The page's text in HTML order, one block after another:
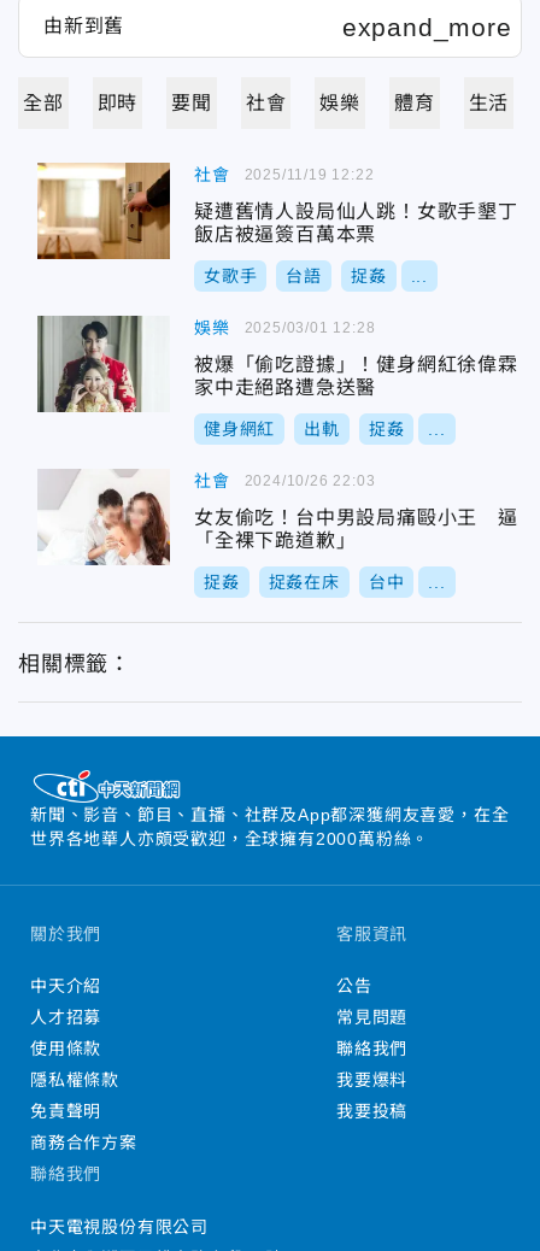
全部 即時 要聞 社會 娛樂 體育 生活
社會
疑遭舊情人設局仙人跳！女歌手墾丁
飯店被逼簽百萬本票
女歌手 台語 捉姦
2025/11/19 12:22
娛樂
被爆「偷吃證據」！健身網紅徐偉霖
家中走絕路遭急送醫
健身網紅 出軌 捉姦
2025/03/01 12:28
社會
女友偷吃！台中男設局痛毆小王 逼
「全裸下跪道歉」
捉姦 捉姦在床 台中
2024/10/26 22:03
相關標籤：
新聞、影音、節目、直播、社群及App都深獲網友喜愛，在全
世界各地華人亦頗受歡迎，全球擁有2000萬粉絲。
關於我們
中天介紹
人才招募
使用條款
隱私權條款
免責聲明
商務合作方案
客服資訊
公告
常見問題
聯絡我們
我要爆料
我要投稿
聯絡我們
中天電視股份有限公司